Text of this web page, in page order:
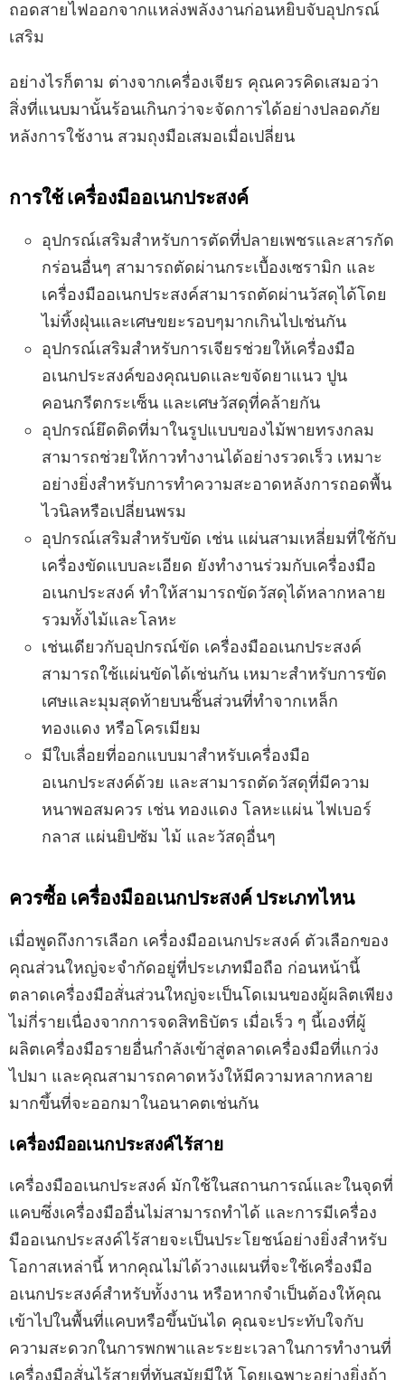
ถอดสายไฟออกจากแหล่งพลังงานก่อนหยิบจับอุปกรณ์
เสริม
อย่างไรก็ตาม ต่างจากเครื่องเจียร คุณควรคิดเสมอว่า
สิ่งที่แนบมานั้นร้อนเกินกว่าจะจัดการได้อย่างปลอดภัย
หลังการใช้งาน สวมถุงมือเสมอเมื่อเปลี่ยน
การใช้ เครื่องมืออเนกประสงค์
อุปกรณ์เสริมสำหรับการตัดที่ปลายเพชรและสารกัด
กร่อนอื่นๆ สามารถตัดผ่านกระเบื้องเซรามิก และ
เครื่องมืออเนกประสงค์สามารถตัดผ่านวัสดุได้โดย
ไม่ทิ้งฝุ่นและเศษขยะรอบๆมากเกินไปเช่นกัน
อุปกรณ์เสริมสำหรับการเจียรช่วยให้เครื่องมือ
อเนกประสงค์ของคุณบดและขจัดยาแนว ปูน
คอนกรีตกระเซ็น และเศษวัสดุที่คล้ายกัน
อุปกรณ์ยึดติดที่มาในรูปแบบของไม้พายทรงกลม
สามารถช่วยให้กาวทำงานได้อย่างรวดเร็ว เหมาะ
อย่างยิ่งสำหรับการทำความสะอาดหลังการถอดพื้น
ไวนิลหรือเปลี่ยนพรม
อุปกรณ์เสริมสำหรับขัด เช่น แผ่นสามเหลี่ยมที่ใช้กับ
เครื่องขัดแบบละเอียด ยังทำงานร่วมกับเครื่องมือ
อเนกประสงค์ ทำให้สามารถขัดวัสดุได้หลากหลาย
รวมทั้งไม้และโลหะ
เช่นเดียวกับอุปกรณ์ขัด เครื่องมืออเนกประสงค์
สามารถใช้แผ่นขัดได้เช่นกัน เหมาะสำหรับการขัด
เศษและมุมสุดท้ายบนชิ้นส่วนที่ทำจากเหล็ก
ทองแดง หรือโครเมียม
มีใบเลื่อยที่ออกแบบมาสำหรับเครื่องมือ
อเนกประสงค์ด้วย และสามารถตัดวัสดุที่มีความ
หนาพอสมควร เช่น ทองแดง โลหะแผ่น ไฟเบอร์
กลาส แผ่นยิปซัม ไม้ และวัสดุอื่นๆ
ควรซื้อ เครื่องมืออเนกประสงค์ ประเภทไหน
เมื่อพูดถึงการเลือก เครื่องมืออเนกประสงค์ ตัวเลือกของ
คุณส่วนใหญ่จะจำกัดอยู่ที่ประเภทมือถือ ก่อนหน้านี้
ตลาดเครื่องมือสั่นส่วนใหญ่จะเป็นโดเมนของผู้ผลิตเพียง
ไม่กี่รายเนื่องจากการจดสิทธิบัตร เมื่อเร็ว ๆ นี้เองที่ผู้
ผลิตเครื่องมือรายอื่นกำลังเข้าสู่ตลาดเครื่องมือที่แกว่ง
ไปมา และคุณสามารถคาดหวังให้มีความหลากหลาย
มากขึ้นที่จะออกมาในอนาคตเช่นกัน
เครื่องมืออเนกประสงค์ไร้สาย
เครื่องมืออเนกประสงค์ มักใช้ในสถานการณ์และในจุดที่
แคบซึ่งเครื่องมืออื่นไม่สามารถทำได้ และการมีเครื่อง
มืออเนกประสงค์ไร้สายจะเป็นประโยชน์อย่างยิ่งสำหรับ
โอกาสเหล่านี้ หากคุณไม่ได้วางแผนที่จะใช้เครื่องมือ
อเนกประสงค์สำหรับทั้งงาน หรือหากจำเป็นต้องให้คุณ
เข้าไปในพื้นที่แคบหรือขึ้นบันได คุณจะประทับใจกับ
ความสะดวกในการพกพาและระยะเวลาในการทำงานที่
เครื่องมือสั่นไร้สายที่ทันสมัยมีให้ โดยเฉพาะอย่างยิ่งถ้า